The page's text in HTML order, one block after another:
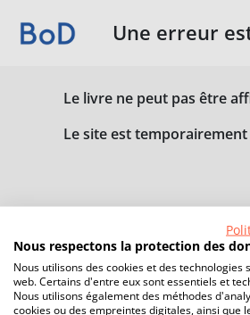
Une erreur
Le livre ne peut pas être
Le site est
Nous respectons la protection des
Nous utilisons des cookies et des
web. Certains d'entre eux sont essentiels et
Nous utilisons également des méthodes
cookies ou des empreintes digitales, ainsi que